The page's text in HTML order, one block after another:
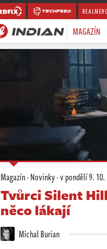
MAGAZÍN
Magazín·Novinky·v pondělí9. 10.
Tvůrci Silent
něco lákají
Michal Burian